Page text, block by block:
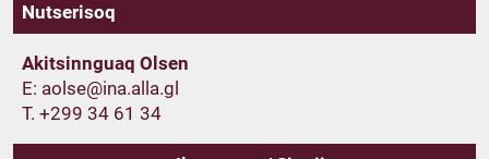
Nutserisoq
Akitsinnguaq Olsen
E:
T. +299 34 61 34